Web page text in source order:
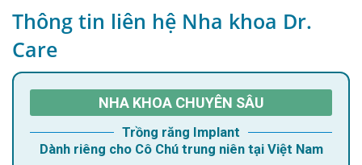
Thông tin liên hệ Nha khoa Dr.
Care
NHA KHOA CHUYÊN SÂU
Trồng răng Implant
Dành riêng cho Cô Chú trung niên tại Việt Nam